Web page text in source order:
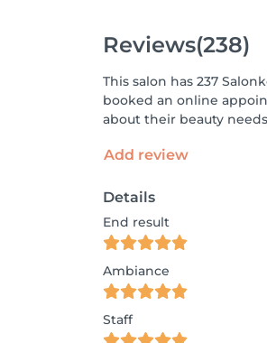
Reviews(238)
This salon has 237
booked an online
about their beauty
Add review
Details
End result
Ambiance
Staff